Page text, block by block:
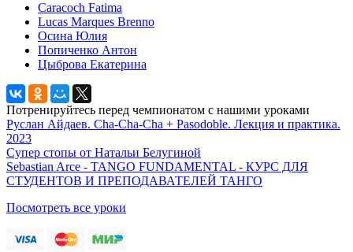
Caracoch Fatima
Lucas Marques Brenno
Осина Юлия
Попиченко Антон
Цыброва Екатерина
Потренируйтесь перед чемпионатом с нашими уроками
Руслан Айдаев. Cha-Cha-Cha + Pasodoble. Лекция и практика.
2023
Супер стопы от Натальи Белугиной
Sebastian Arce - TANGO FUNDAMENTAL - КУРС ДЛЯ
СТУДЕНТОВ И ПРЕПОДАВАТЕЛЕЙ ТАНГО
Посмотреть все уроки